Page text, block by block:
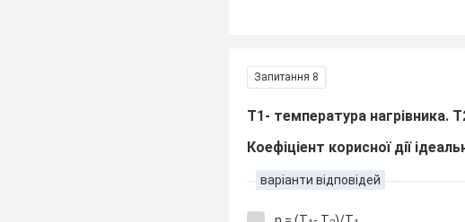
Запитання 8
Т1- температура нагрівника.
Коефіціент корисної дії
варіанти відповідей